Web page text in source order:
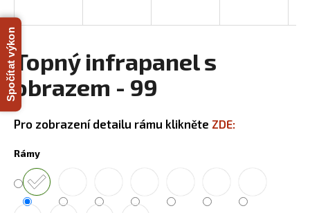
Topný infrapanel s
obrazem - 99
Pro zobrazení detailu rámu klikněte ZDE:
Rámy
a
j
í
t
?
Spočítat výkon